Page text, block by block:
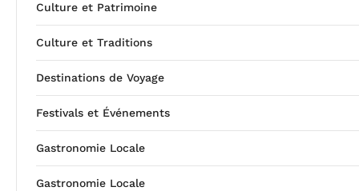
Culture et Patrimoine
Culture et Traditions
Destinations de Voyage
Festivals et Événements
Gastronomie Locale
Gastronomie Locale